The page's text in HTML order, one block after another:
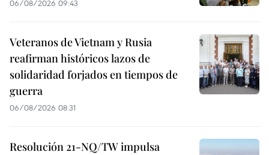
06/08/2026 09:43
Veteranos de Vietnam y Rusia
reafirman históricos lazos de
solidaridad forjados en tiempos de
guerra
06/08/2026 08:31
Resolución 21-NQ/TW impulsa